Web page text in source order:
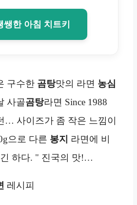
쌩한 아침 치트키
구수한 곰탕맛의 라면 농심
사골곰탕라면 Since 1988
… 사이즈가 좀 작은 느낌이
으로 다른 봉지 라면에 비
하다. " 진국의 맛!…
레시피